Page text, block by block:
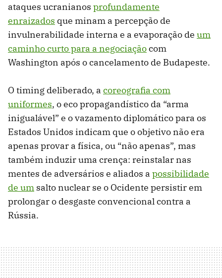
ataques ucranianos profundamente
enraizados que minam a percepção de
invulnerabilidade interna e a evaporação de um
caminho curto para a negociaçãocom
Washington após o cancelamento de Budapeste.
O timing deliberado, a coreografia com
uniformes, o eco propagandístico da “arma
inigualável” e o vazamento diplomático para os
Estados Unidos indicam que o objetivo não era
apenas provar a física, ou “não apenas”, mas
também induzir uma crença: reinstalar nas
mentes de adversários e aliados a possibilidade
de um salto nuclear se o Ocidente persistir em
prolongar o desgaste convencional contra a
Rússia.